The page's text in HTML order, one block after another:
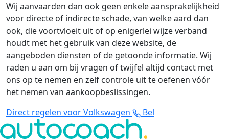
Wij aanvaarden dan ook geen enkele aansprakelijkheid
voor directe of indirecte schade, van welke aard dan
ook, die voortvloeit uit of op enigerlei wijze verband
houdt met het gebruik van deze website, de
aangeboden diensten of de getoonde informatie. Wij
raden u aan om bij vragen of twijfel altijd contact met
ons op te nemen en zelf controle uit te oefenen vóór
het nemen van aankoopbeslissingen.
Direct regelen voor Volkswagen
Bel